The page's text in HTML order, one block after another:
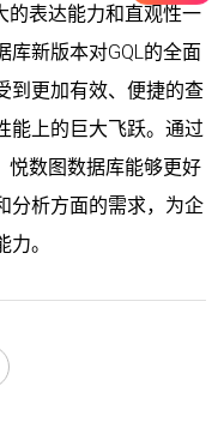
的表达能力和直观性一
库新版本对GQL的全面
到更加有效、便捷的查
能上的巨大飞跃。通过
悦数图数据库能够更好
分析方面的需求，为企
。